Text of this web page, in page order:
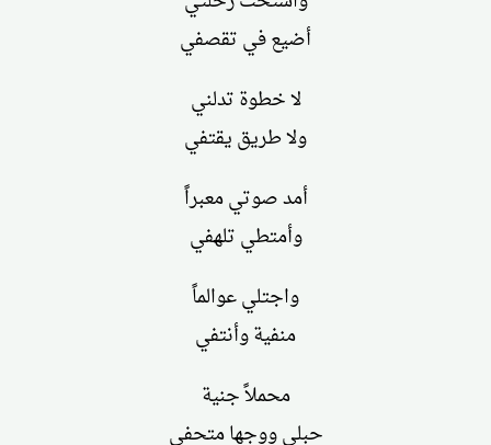
أضيع في تقصفي
لا خطوة تدلني
ولا طريق يقتفي
أمد صوتي معبراً
وأمتطي تلهفي
واجتلي عوالماً
منفية وأنتفي
محملاً جنية
حبلى ووجها متحفي